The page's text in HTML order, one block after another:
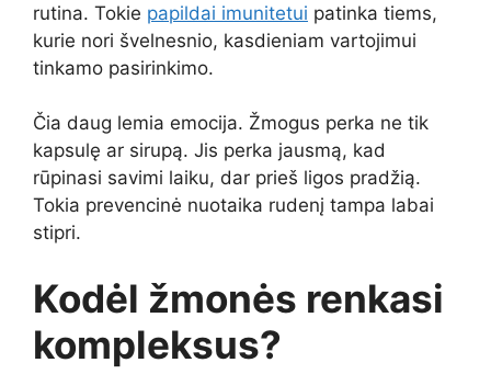
rutina. Tokie papildai imunitetui patinka tiems,
kurie nori švelnesnio, kasdieniam vartojimui
tinkamo pasirinkimo.
Čia daug lemia emocija. Žmogus perka ne tik
kapsulę ar sirupą. Jis perka jausmą, kad
rūpinasi savimi laiku, dar prieš ligos pradžią.
Tokia prevencinė nuotaika rudenį tampa labai
stipri.
Kodėl žmonės renkasi
kompleksus?